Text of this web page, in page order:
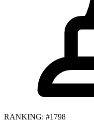
RANKING: #1798